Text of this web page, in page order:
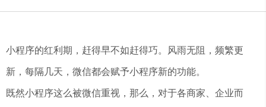
小程序的红利期，赶得早不如赶得巧。风雨无阻，频繁更
新，每隔几天，微信都会赋予小程序新的功能。
既然小程序这么被微信重视，那么，对于各商家、企业而